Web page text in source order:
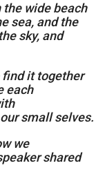
wide beach
sea, and the
sky, and
it together
each
small selves.
we
shared